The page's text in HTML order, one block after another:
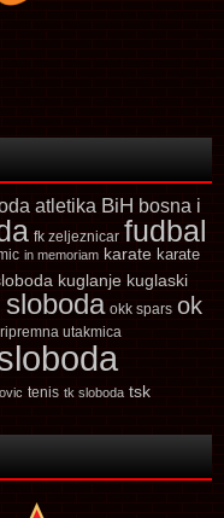
atletika BiH bosna i
fk zeljeznicar fudbal
in memoriam karate karate
kuglanje kuglaski
okk spars ok
utakmica
tenis tk sloboda tsk